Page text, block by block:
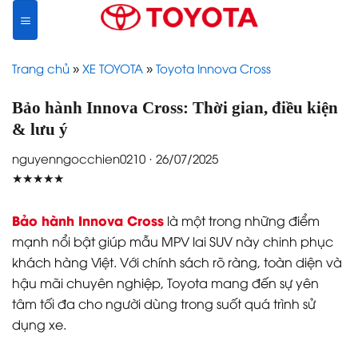
content
Trang chủ » XE TOYOTA » Toyota Innova Cross
Bảo hành Innova Cross: Thời gian, điều kiện
& lưu ý
nguyenngocchien0210 · 26/07/2025
★★★★★
Bảo hành Innova Cross là một trong những điểm
mạnh nổi bật giúp mẫu MPV lai SUV này chinh phục
khách hàng Việt. Với chính sách rõ ràng, toàn diện và
hậu mãi chuyên nghiệp, Toyota mang đến sự yên
tâm tối đa cho người dùng trong suốt quá trình sử
dụng xe.